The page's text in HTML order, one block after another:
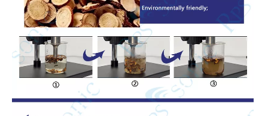
Qu’est-ce que la technologie de nanodispersion ultrasonique ?
Actuellement, la recherche sur l’extraction d’antioxydants et de